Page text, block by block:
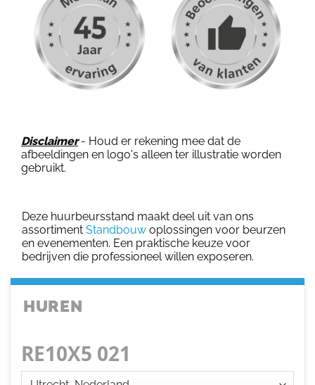
Disclaimer- Houd er rekening mee dat de
afbeeldingen en logo's alleen ter illustratie worden
gebruikt.
Deze huurbeursstand maakt deel uit van ons
assortiment Standbouw oplossingen voor beurzen
en evenementen. Een praktische keuze voor
bedrijven die professioneel willen exposeren.
HUREN
RE10X5 021